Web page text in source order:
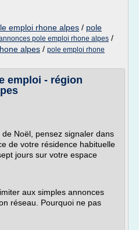
emploi rhone alpes / pole
pole emploi rhone alpes /
alpes / pole emploi rhone
emploi - région
Noël, pensez signaler dans
de votre résidence habituelle
jours sur votre espace
aux simples annonces
réseau. Pourquoi ne pas